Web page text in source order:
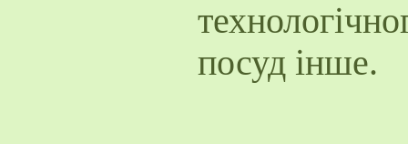
посуд інше.